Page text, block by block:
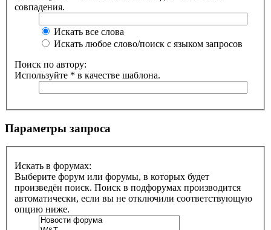
совпадения.
Искать все слова
Искать любое слово/поиск с языком запросов
Поиск по автору:
Используйте * в качестве шаблона.
Параметры запроса
Искать в форумах:
Выберите форум или форумы, в которых будет
произведён поиск. Поиск в подфорумах производится
автоматически, если вы не отключили соответствующую
опцию ниже.